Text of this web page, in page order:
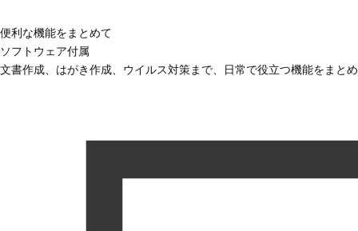
便利な機能をまとめて
ソフトウェア付属
文書作成、はがき作成、ウイルス対策まで、日常で役立つ機能をまと